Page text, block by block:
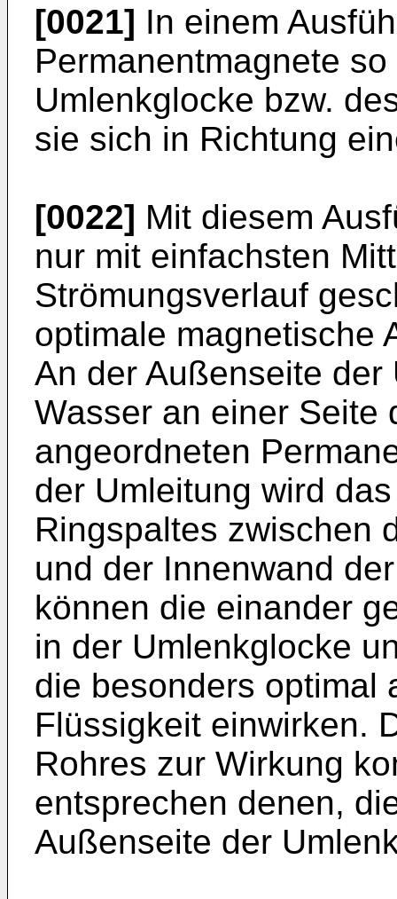
[0021] In einem
Permanentmagnete
Umlenkglocke bzw.
sie sich in Richtung
[0022] Mit diesem
nur mit einfachsten
Strömungsverlauf
optimale magnetische
An der Außenseite
Wasser an einer Seite
angeordneten
der Umleitung wird
Ringspaltes zwischen
und der Innenwand
können die einander
in der Umlenkglocke
die besonders optimal
Flüssigkeit einwirken.
Rohres zur Wirkung
entsprechen denen,
Außenseite der